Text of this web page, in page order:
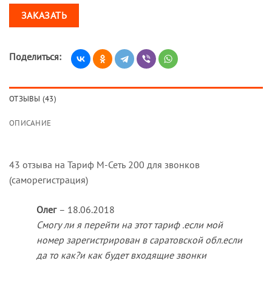
ЗАКАЗАТЬ
Поделиться:
ОТЗЫВЫ (43)
ОПИСАНИЕ
43 отзыва на Тариф М-Сеть 200 для звонков
(саморегистрация)
Олег – 18.06.2018
Смогу ли я перейти на этот тариф .если мой
номер зарегистрирован в саратовской обл.если
да то как?и как будет входящие звонки